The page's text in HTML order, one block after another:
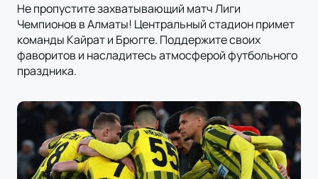
Не пропустите захватывающий матч Лиги
Чемпионов в Алматы! Центральный стадион примет
команды Кайрат и Брюгге. Поддержите своих
фаворитов и насладитесь атмосферой футбольного
праздника.